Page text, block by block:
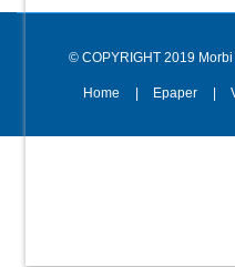
© COPYRIGHT 2019
Home Epaper